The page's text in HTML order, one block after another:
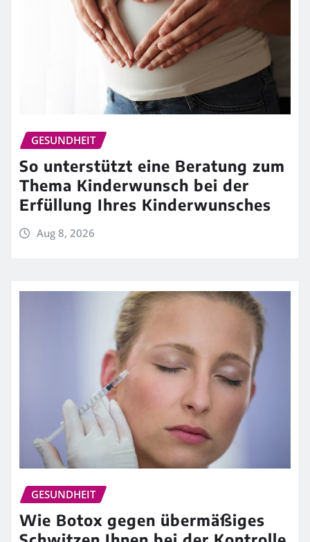
GESUNDHEIT
So unterstützt eine Beratung zum
Thema Kinderwunsch bei der
Erfüllung Ihres Kinderwunsches
Aug 8, 2026
GESUNDHEIT
Wie Botox gegen übermäßiges